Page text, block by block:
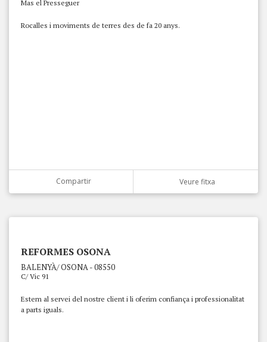
Mas el Presseguer
Rocalles i moviments de terres des de fa 20 anys.
Compartir Veure fitxa
REFORMES OSONA
BALENYÀ/ OSONA - 08550
C/ Vic 91
Estem al servei del nostre client i li oferim confiança i professionalitat
a parts iguals.